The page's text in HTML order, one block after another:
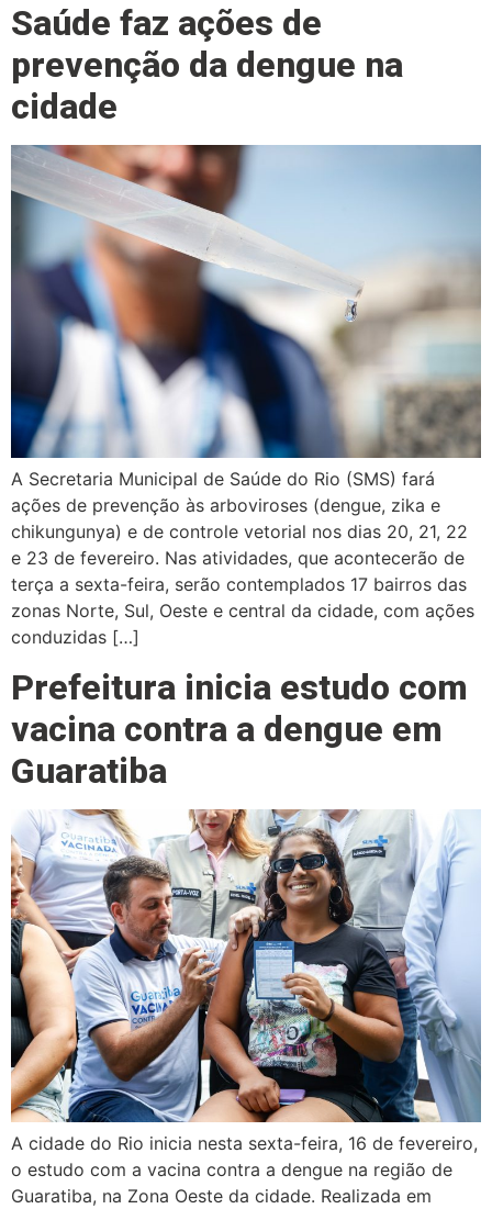
Saúde faz ações de
prevenção da dengue na
cidade
A Secretaria Municipal de Saúde do Rio (SMS) fará
ações de prevenção às arboviroses (dengue, zika e
chikungunya) e de controle vetorial nos dias 20, 21, 22
e 23 de fevereiro. Nas atividades, que acontecerão de
terça a sexta-feira, serão contemplados 17 bairros das
zonas Norte, Sul, Oeste e central da cidade, com ações
conduzidas […]
Prefeitura inicia estudo com
vacina contra a dengue em
Guaratiba
A cidade do Rio inicia nesta sexta-feira, 16 de fevereiro,
o estudo com a vacina contra a dengue na região de
Guaratiba, na Zona Oeste da cidade. Realizada em